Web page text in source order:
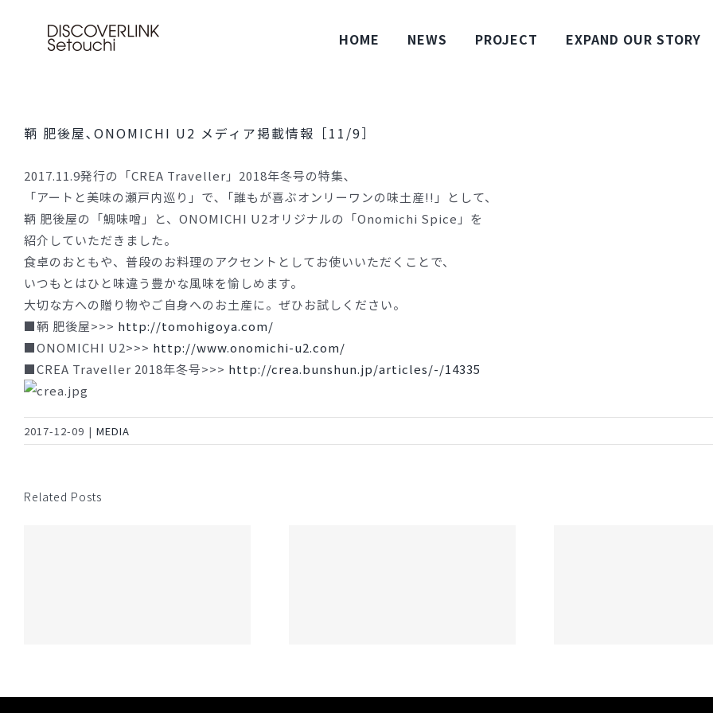
content
HOME NEWS PROJECT EXPAND OUR STORY
鞆 肥後屋､ONOMICHI U2 メディア掲載情報［11/9］
2017.11.9発行の「CREA Traveller」2018年冬号の特集､
「アートと美味の瀬戸内巡り」で､「誰もが喜ぶオンリーワンの味土産!!」として、
鞆 肥後屋の「鯛味噌」と、ONOMICHI U2オリジナルの「Onomichi Spice」を
紹介していただきました。
食卓のおともや、普段のお料理のアクセントとしてお使いいただくことで、
いつもとはひと味違う豊かな風味を愉しめます。
大切な方への贈り物やご自身へのお土産に。ぜひお試しください。
■鞆 肥後屋>>> http://tomohigoya.com/
■ONOMICHI U2>>> http://www.onomichi-u2.com/
■CREA Traveller 2018年冬号>>> http://crea.bunshun.jp/articles/-/14335
2017-12-09 | MEDIA
Related Posts